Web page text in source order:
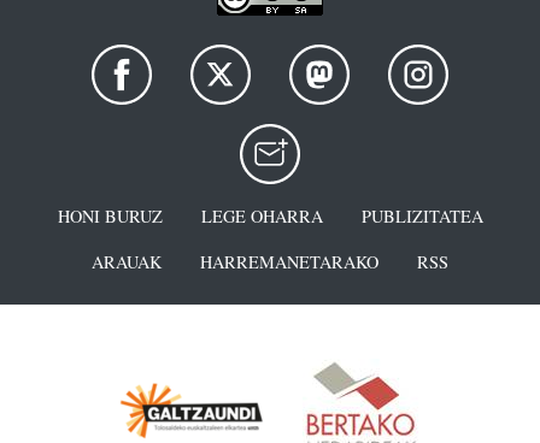
HONI BURUZ LEGE OHARRA
PUBLIZITATEA
ARAUAK
HARREMANETARAKO RSS